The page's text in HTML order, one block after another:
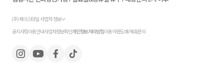
(주) 제이스타일 사업자 정보
공지사항이용안내사업자정보확인개인정보처리방침이용약관도매/제휴문의